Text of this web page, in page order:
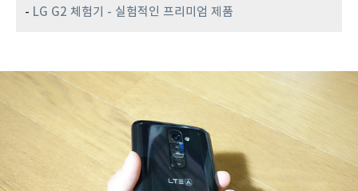
- LG G2 체험기 - 실험적인 프리미엄 제품